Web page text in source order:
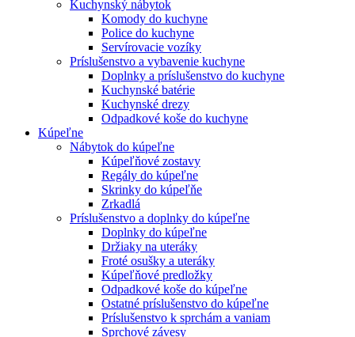
Kuchynský nábytok
Komody do kuchyne
Police do kuchyne
Servírovacie vozíky
Príslušenstvo a vybavenie kuchyne
Doplnky a príslušenstvo do kuchyne
Kuchynské batérie
Kuchynské drezy
Odpadkové koše do kuchyne
Kúpeľne
Nábytok do kúpeľne
Kúpeľňové zostavy
Regály do kúpeľne
Skrinky do kúpeľňe
Zrkadlá
Príslušenstvo a doplnky do kúpeľne
Doplnky do kúpeľne
Držiaky na uteráky
Froté osušky a uteráky
Kúpeľňové predložky
Odpadkové koše do kúpeľne
Ostatné príslušenstvo do kúpeľne
Príslušenstvo k sprchám a vaniam
Sprchové závesy